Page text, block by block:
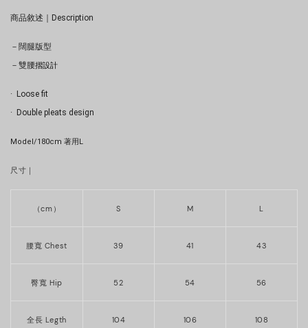
商品敘述｜Description
－闊腿版型
－雙腰摺設計
·  Loose fit
·  Double pleats design
Model/180cm 著用L
尺寸｜
（cm） S M L
腰寬 Chest 39 41 43
臀寬 Hip 52 54 56
全長 Legth 104 106 108